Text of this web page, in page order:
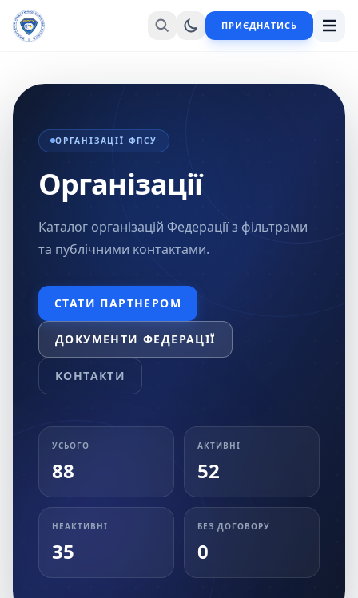
ПРИЄДНАТИСЬ
ОРГАНІЗАЦІЇ ФПСУ
Організації
Каталог організацій Федерації з фільтрами
та публічними контактами.
СТАТИ ПАРТНЕРОМ
ДОКУМЕНТИ ФЕДЕРАЦІЇ
КОНТАКТИ
УСЬОГО
88
АКТИВНІ
52
НЕАКТИВНІ
35
БЕЗ ДОГОВОРУ
0